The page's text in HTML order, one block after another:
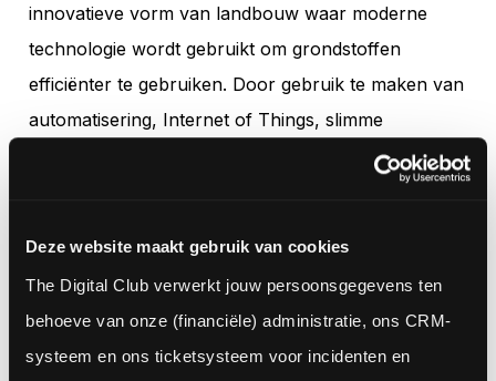
Deze website maakt gebruik van cookies
The Digital Club verwerkt jouw persoonsgegevens ten
behoeve van onze (financiële) administratie, ons CRM-
systeem en ons ticketsysteem voor incidenten en
innovatieve vorm van landbouw waar moderne
technologie wordt gebruikt om grondstoffen
efficiënter te gebruiken. Door gebruik te maken van
automatisering, Internet of Things, slimme
sensoren, robotica en mobiele oplossingen wordt
de landbouw steeds innovatiever. Door het IoT is er
beschikbaar die boeren de kans geeft zich te
ontwikkelen. Denk hierbij aan precisielandbouw,
waarin een geautomatiseerd systeem per vierkante
meter kan bepalen welke behandeling tot het